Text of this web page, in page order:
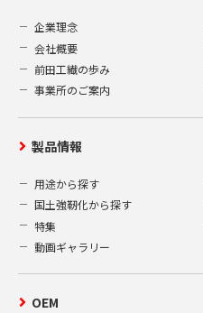
企業理念
会社概要
前田工繊の歩み
事業所のご案内
製品情報
用途から探す
国土強靭化から探す
特集
動画ギャラリー
OEM